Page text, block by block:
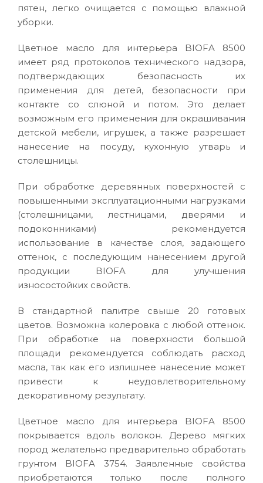
пятен, легко очищается с помощью влажной
уборки.
Цветное масло для интерьера BIOFA 8500
имеет ряд протоколов технического надзора,
подтверждающих безопасность их
применения для детей, безопасности при
контакте со слюной и потом. Это делает
возможным его применения для окрашивания
детской мебели, игрушек, а также разрешает
нанесение на посуду, кухонную утварь и
столешницы.
При обработке деревянных поверхностей с
повышенными эксплуатационными нагрузками
(столешницами, лестницами, дверями и
подоконниками) рекомендуется
использование в качестве слоя, задающего
оттенок, с последующим нанесением другой
продукции BIOFA для улучшения
износостойких свойств.
В стандартной палитре свыше 20 готовых
цветов. Возможна колеровка с любой оттенок.
При обработке на поверхности большой
площади рекомендуется соблюдать расход
масла, так как его излишнее нанесение может
привести к неудовлетворительному
декоративному результату.
Цветное масло для интерьера BIOFA 8500
покрывается вдоль волокон. Дерево мягких
пород желательно предварительно обработать
грунтом BIOFA 3754. Заявленные свойства
приобретаются только после полного